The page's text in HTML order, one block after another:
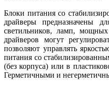
Блоки питания со
драйверы предназначены
светильников, ламп,
драйверов могут
позволяют управлять
питания со
(без корпуса) или в
Герметичными и